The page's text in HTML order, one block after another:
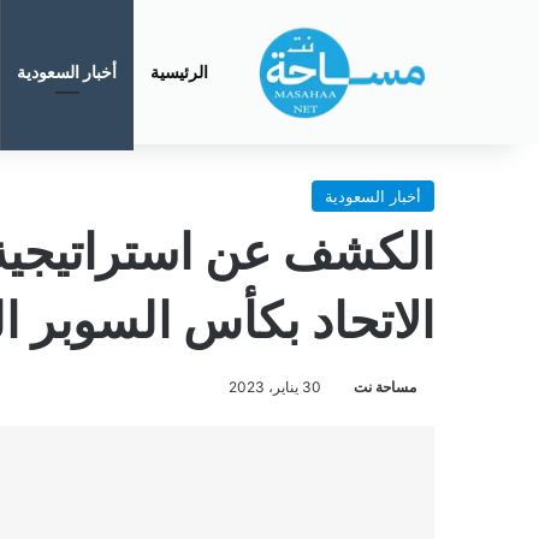
الرئيسية أخبار السعودية
أخبار السعودية
الكشف عن
الاتحاد بكأس
مساحة نت 30 يناير، 2023